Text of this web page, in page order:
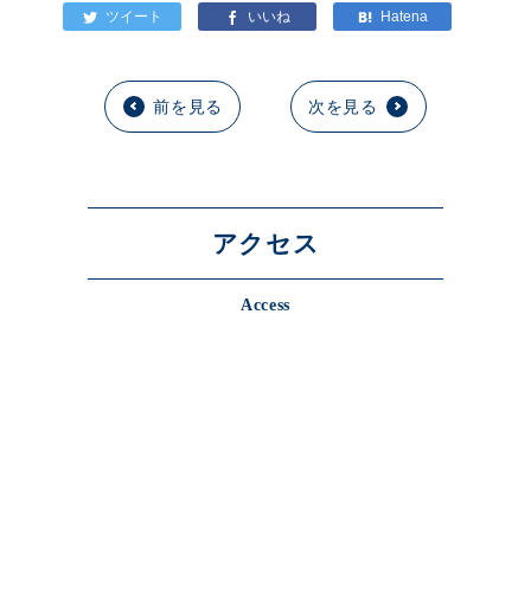
前を見る 次を見る
アクセス
Access